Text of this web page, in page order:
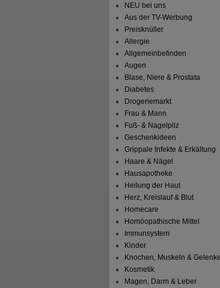
NEU bei uns
Aus der TV-Werbung
Preisknüller
Allergie
Allgemeinbefinden
Augen
Blase, Niere & Prostata
Diabetes
Drogeriemarkt
Frau & Mann
Fuß- & Nagelpilz
Geschenkideen
Grippale Infekte & Erkältung
Haare & Nägel
Hausapotheke
Heilung der Haut
Herz, Kreislauf & Blut
Homecare
Homöopathische Mittel
Immunsystem
Kinder
Knochen, Muskeln & Gelenke
Kosmetik
Magen, Darm & Leber